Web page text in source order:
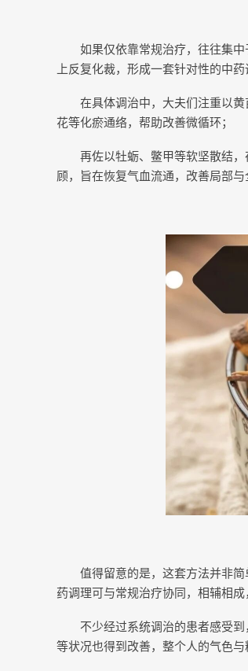
如果仅依靠常规治疗，往往集
上反复化裁，形成一套针对性的中
在具体调治中，大夫们注重以
花等化瘀通络，帮助改善微循环；
再佐以牡蛎、鳖甲等软坚散结
顾，旨在恢复气血流通，改善局部与
值得留意的是，这套方法并非
药调理可与常规治疗协同，相辅相
不少经过系统调治的患者感受
等状况也得到改善，整个人的气色